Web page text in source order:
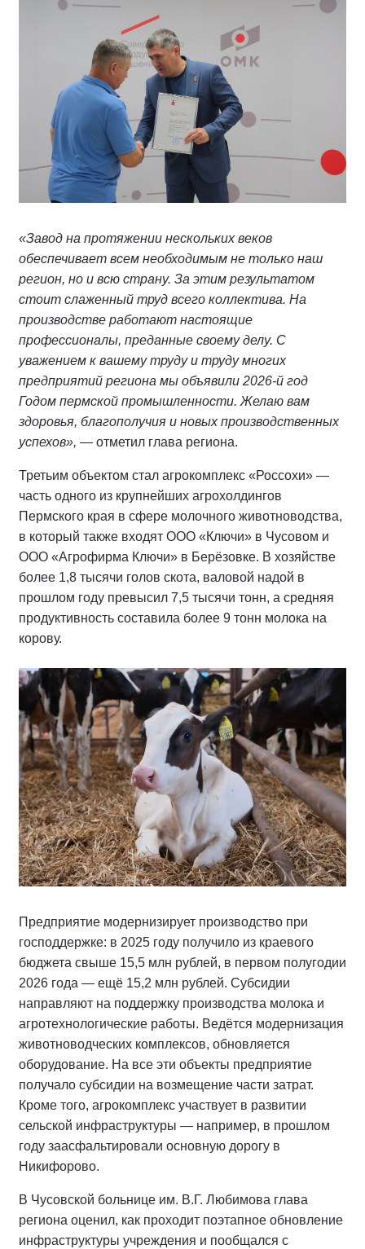
«Завод на протяжении нескольких веков
обеспечивает всем необходимым не только наш
регион, но и всю страну. За этим результатом
стоит слаженный труд всего коллектива. На
производстве работают настоящие
профессионалы, преданные своему делу. С
уважением к вашему труду и труду многих
предприятий региона мы объявили 2026-й год
Годом пермской промышленности. Желаю вам
здоровья, благополучия и новых производственных
успехов», — отметил глава региона.
Третьим объектом стал агрокомплекс «Россохи» —
часть одного из крупнейших агрохолдингов
Пермского края в сфере молочного животноводства,
в который также входят ООО «Ключи» в Чусовом и
ООО «Агрофирма Ключи» в Берёзовке. В хозяйстве
более 1,8 тысячи голов скота, валовой надой в
прошлом году превысил 7,5 тысячи тонн, а средняя
продуктивность составила более 9 тонн молока на
корову.
Предприятие модернизирует производство при
господдержке: в 2025 году получило из краевого
бюджета свыше 15,5 млн рублей, в первом полугодии
2026 года — ещё 15,2 млн рублей. Субсидии
направляют на поддержку производства молока и
агротехнологические работы. Ведётся модернизация
животноводческих комплексов, обновляется
оборудование. На все эти объекты предприятие
получало субсидии на возмещение части затрат.
Кроме того, агрокомплекс участвует в развитии
сельской инфраструктуры — например, в прошлом
году заасфальтировали основную дорогу в
Никифорово.
В Чусовской больнице им. В.Г. Любимова глава
региона оценил, как проходит поэтапное обновление
инфраструктуры учреждения и пообщался с